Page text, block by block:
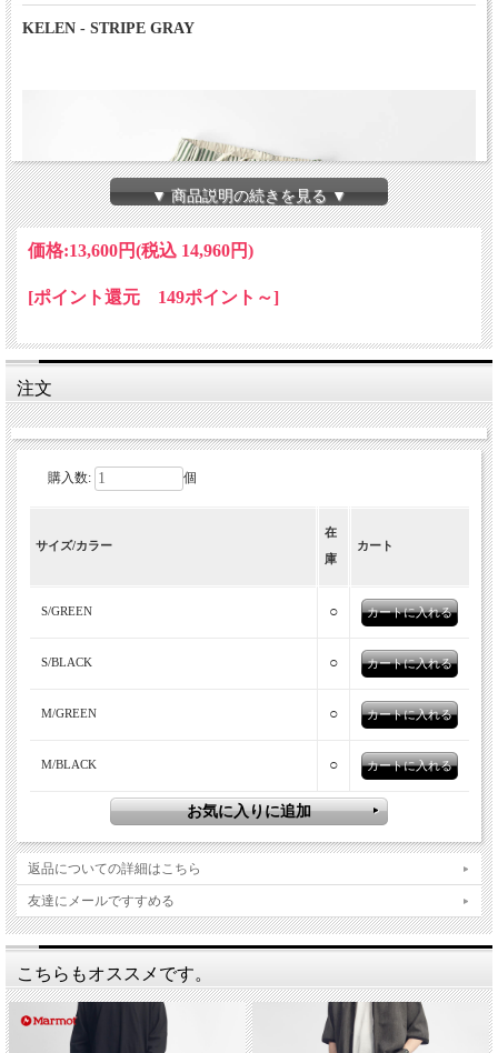
KELEN - STRIPE GRAY
爽やかなストライプ柄が映える、軽やか
ゆったりとした穿き心地ながら、すっきりとしたシルエットに仕
上げたワイドストレートパンツ「STRIPE GRAY」。細かなスト
ライプ柄がコーディネートにほどよいアクセントを添え、シンプ
ルなトップスと合わせるだけでも軽やかで季節感のあるスタイリ
シンプルなTシャツやカットソーと合わせたカジュアルスタイル
はもちろん、シャツやサマーニットを合わせた大人のリラックス
コーデにも好相性。ストライプ柄がコーディネートのアクセント
となり、春夏シーズンに幅広く活躍してくれる一本です。
▼ 商品説明の続きを見る ▼
価格:13,600円(税込 14,960円)
[ポイント還元 149ポイント～]
注文
購入数: 個
サイズ/カラー
在
庫
カート
S/GREEN ○
S/BLACK ○
M/GREEN ○
M/BLACK ○
返品についての詳細はこちら
友達にメールですすめる
こちらもオススメです。